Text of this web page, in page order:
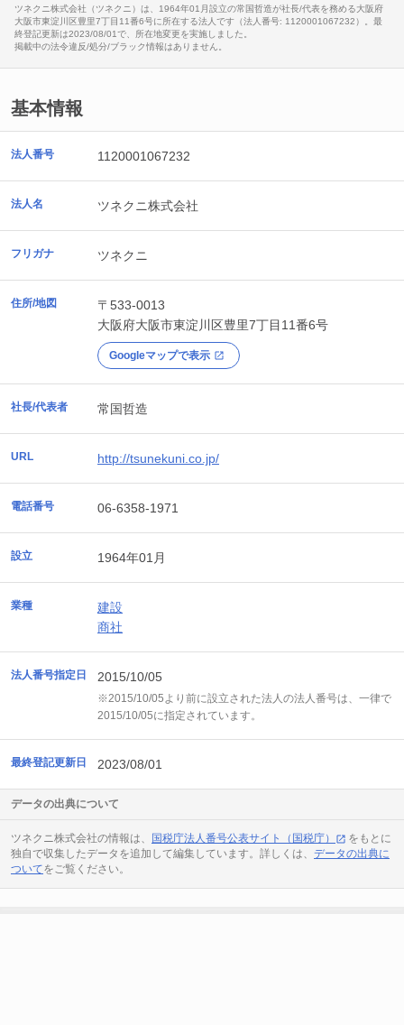
ツネクニ株式会社（ツネクニ）は、1964年01月設立の常国哲造が社長/代表を務める大阪府
大阪市東淀川区豊里7丁目11番6号に所在する法人です（法人番号: 1120001067232）。最
終登記更新は2023/08/01で、所在地変更を実施しました。
掲載中の法令違反/処分/ブラック情報はありません。
基本情報
法人番号 1120001067232
法人名 ツネクニ株式会社
フリガナ ツネクニ
住所/地図
〒533-0013
大阪府大阪市東淀川区豊里7丁目11番6号
Googleマップで表示
社長/代表者 常国哲造
URL http://tsunekuni.co.jp/
電話番号 06-6358-1971
設立 1964年01月
業種
建設
商社
法人番号指定日 2015/10/05
※2015/10/05より前に設立された法人の法人番号は、一律で
2015/10/05に指定されています。
最終登記更新日 2023/08/01
データの出典について
ツネクニ株式会社の情報は、 国税庁法人番号公表サイト（国税庁）
をもとに
独自で収集したデータを追加して編集しています。詳しくは、 データの出典に
ついてをご覧ください。